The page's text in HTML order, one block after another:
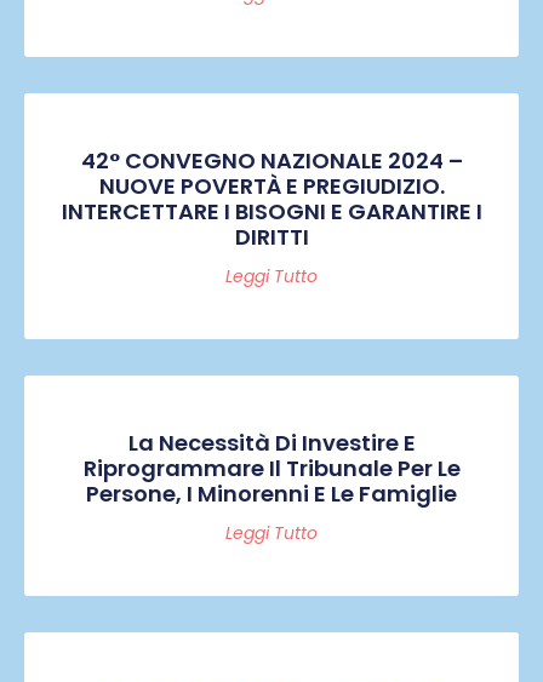
42° CONVEGNO NAZIONALE 2024 –
NUOVE POVERTÀ E PREGIUDIZIO.
INTERCETTARE I BISOGNI E GARANTIRE I
DIRITTI
Leggi Tutto
La Necessità Di Investire E
Riprogrammare Il Tribunale Per Le
Persone, I Minorenni E Le Famiglie
Leggi Tutto